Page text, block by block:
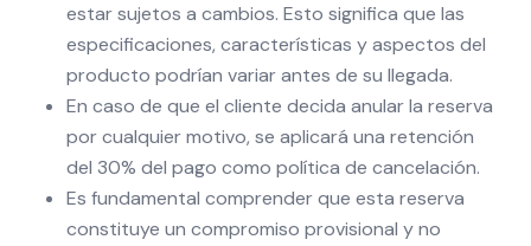
estar sujetos a cambios. Esto significa que las
especificaciones, características y aspectos del
producto podrían variar antes de su llegada.
En caso de que el cliente decida anular la reserva
por cualquier motivo, se aplicará una retención
del 30% del pago como política de cancelación.
Es fundamental comprender que esta reserva
constituye un compromiso provisional y no